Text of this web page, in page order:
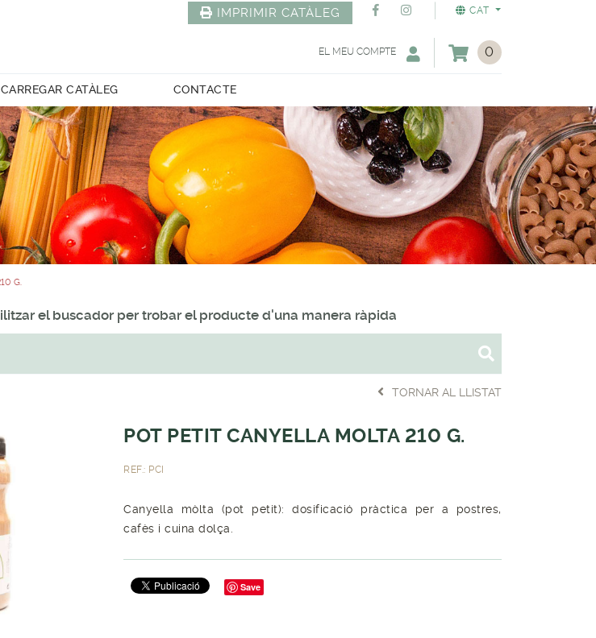
CAT
IMPRIMIR CATÀLEG
0
EL MEU COMPTE
CATÀLEG CONTACTE
G.
el buscador per trobar el producte d'una manera ràpida
TORNAR AL LLISTAT
POT PETIT CANYELLA MOLTA 210 G.
REF.: PCI
Canyella mòlta (pot petit): dosificació pràctica per a postres,
cafès i cuina dolça.
Save